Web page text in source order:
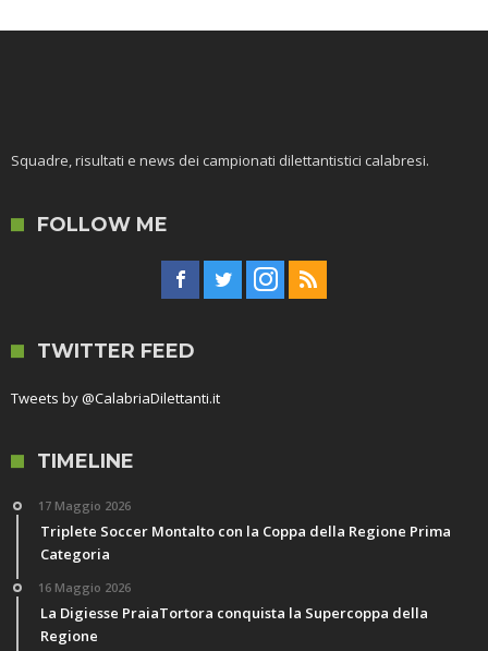
Squadre, risultati e news dei campionati dilettantistici calabresi.
FOLLOW ME
TWITTER FEED
Tweets by @CalabriaDilettanti.it
TIMELINE
17 Maggio 2026
Triplete Soccer Montalto con la Coppa della Regione Prima
Categoria
16 Maggio 2026
La Digiesse PraiaTortora conquista la Supercoppa della
Regione